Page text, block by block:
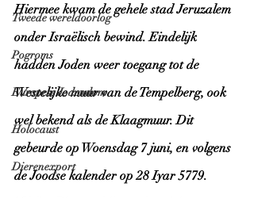
Tweede wereldoorlog
Pogroms
Europese Jodendom
Holocaust
Dierenexport
Hiermee kwam de gehele stad Jeruzalem
onder Israëlisch bewind. Eindelijk
hadden Joden weer toegang tot de
Westelijke muur van de Tempelberg, ook
wel bekend als de Klaagmuur. Dit
gebeurde op Woensdag 7 juni, en volgens
de Joodse kalender op 28 Iyar 5779.